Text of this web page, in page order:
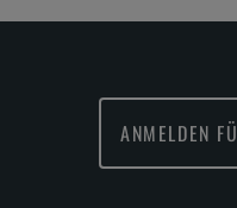
ANMELDEN